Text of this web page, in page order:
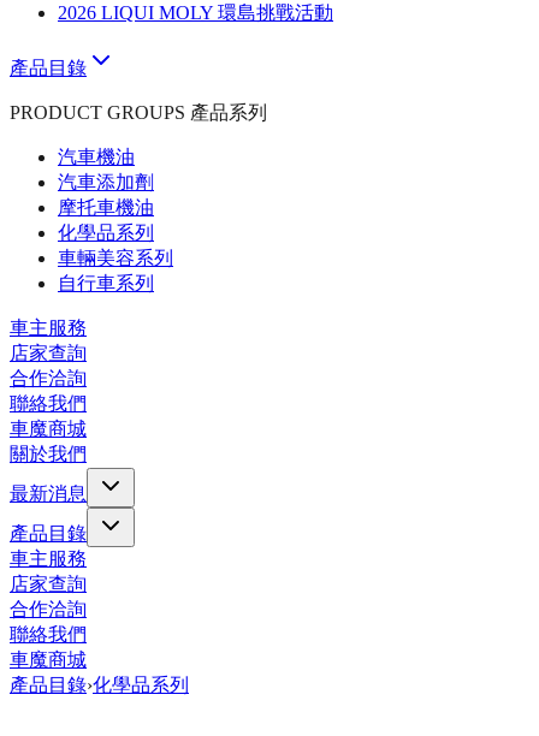
2026 LIQUI MOLY 環島挑戰活動
產品目錄
PRODUCT GROUPS 產品系列
汽車機油
汽車添加劑
摩托車機油
化學品系列
車輛美容系列
自行車系列
車主服務
店家查詢
合作洽詢
聯絡我們
車魔商城
關於我們
最新消息
產品目錄
車主服務
店家查詢
合作洽詢
聯絡我們
車魔商城
產品目錄›化學品系列